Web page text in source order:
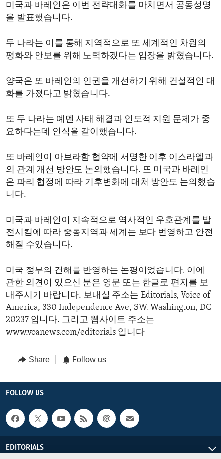
미국과 바레인은 이번 전략대화를 마치면서 공동성명
을 발표했습니다.
두 나라는 이를 통해 지역적으로 또 세계적인 차원의
평화와 안보를 위해 노력하겠다는 입장을 밝혔습니다.
양국은 또 바레인의 인권을 개선하기 위해 건설적인 대
화를 가졌다고 밝혔습니다.
또 두 나라는 예멘 사태 해결과 인도적 지원 문제가 중
요하다는데 인식을 같이했습니다.
또 바레인이 아브라함 협약에 서명한 이후 이스라엘과
의 관계 개선 방안도 논의했습니다. 또 미국과 바레인
은 파리 협정에 따라 기후변화에 대처 방안도 논의했습
니다.
미국과 바레인이 지속적으로 역사적인 우호관계를 발
전시킴에 따라 중동지역과 세계는 보다 번영하고 안전
해질 수있습니다.
미국 정부의 견해를 반영하는 논평이었습니다. 이에
관한 의견이 있으신 분은 영문 또는 한글로 편지를 보
내주시기 바랍니다. 보내실 주소는 Editorials, Voice of
America, 330 Independence Ave, SW, Washington, DC
20237 입니다. 그리고 웹사이트 주소는
www.voanews.com/editorials 입니다
Share Follow us
FOLLOW US
EDITORIALS